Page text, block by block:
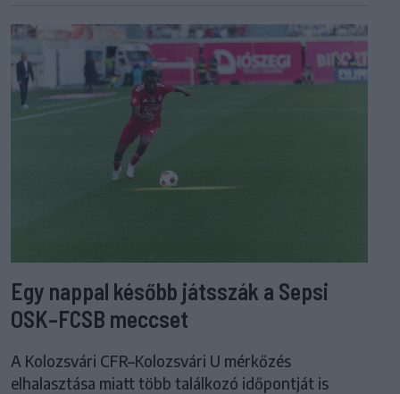
Egy nappal később játsszák a Sepsi
OSK–FCSB meccset
A Kolozsvári CFR–Kolozsvári U mérkőzés
elhalasztása miatt több találkozó időpontját is